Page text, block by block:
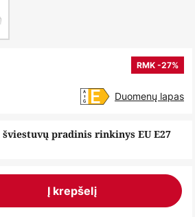
pradinis rinkinys EU E27
RMK -27%
Duomenų lapas
Į krepšelį